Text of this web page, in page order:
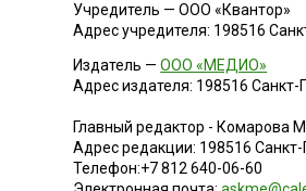
Учредитель — ООО «Квантор»
Адрес учредителя: 198516
Издатель —ООО «МЕДИО»
Адрес издателя: 198516 Санкт-
Главный редактор - Комарова
Адрес редакции: 198516 Санкт-
Телефон:+7 812 640-06-60